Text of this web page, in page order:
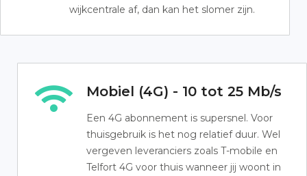
wijkcentrale af, dan kan het slomer zijn.
Mobiel (4G) - 10 tot 25 Mb/s
Een 4G abonnement is supersnel. Voor
thuisgebruik is het nog relatief duur. Wel
vergeven leveranciers zoals T-mobile en
Telfort 4G voor thuis wanneer jij woont in